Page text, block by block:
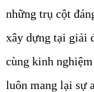
những trụ cột
xây dựng tại giải
cùng kinh
luôn mang lại sự